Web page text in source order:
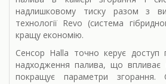
надлишковому тиску разом з
технології Revo (система
кращу економію.
Сенсор Halla точно керує доступ
надходження палива, що впливає
покращує параметри згорання.